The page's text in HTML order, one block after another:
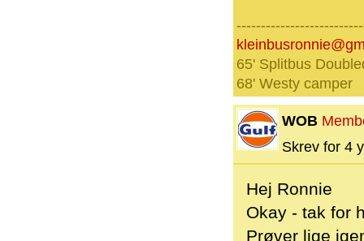
65' Splitbus
68' Westy camper
WOB
Skrev for 4
Hej Ronnie
Okay - tak for
Prøver lige